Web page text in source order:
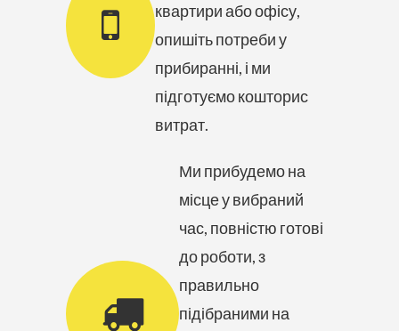
квартири або офісу,
опишіть потреби у
прибиранні, і ми
підготуємо кошторис
витрат.
Ми прибудемо на
місце у вибраний
час, повністю готові
до роботи, з
правильно
підібраними на